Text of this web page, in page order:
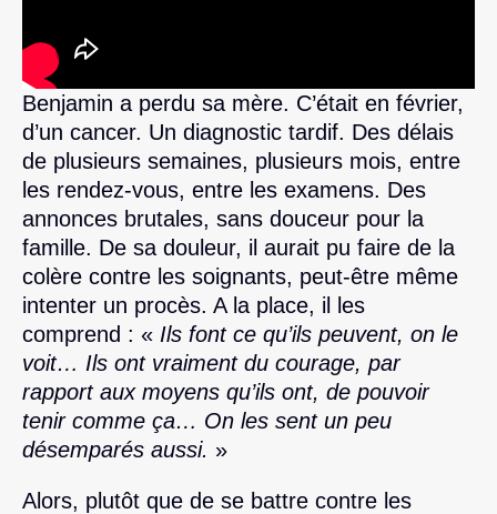
Benjamin a perdu sa mère. C’était en février,
d’un cancer. Un diagnostic tardif. Des délais
de plusieurs semaines, plusieurs mois, entre
les rendez-vous, entre les examens. Des
annonces brutales, sans douceur pour la
famille. De sa douleur, il aurait pu faire de la
colère contre les soignants, peut-être même
intenter un procès. A la place, il les
comprend : « Ils font ce qu’ils peuvent, on le
voit… Ils ont vraiment du courage, par
rapport aux moyens qu’ils ont, de pouvoir
tenir comme ça… On les sent un peu
désemparés aussi. »
Alors, plutôt que de se battre contre les